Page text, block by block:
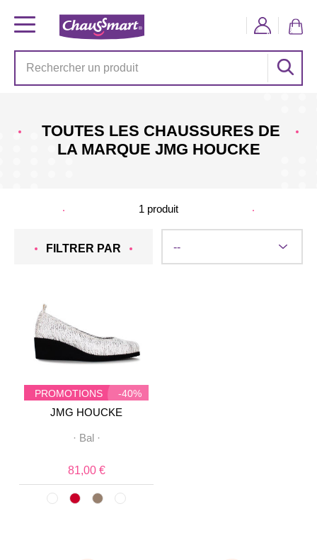
TOUTES LES CHAUSSURES DE
LA MARQUE JMG HOUCKE
1 produit
FILTRER PAR
PROMOTIONS -40%
JMG HOUCKE
· Bal·
81,00 €